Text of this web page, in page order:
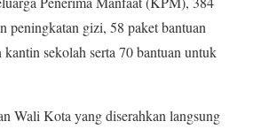
peningkatan gizi, 58 paket bantuan
sekolah serta 70 bantuan untuk
Wali Kota yang diserahkan langsung